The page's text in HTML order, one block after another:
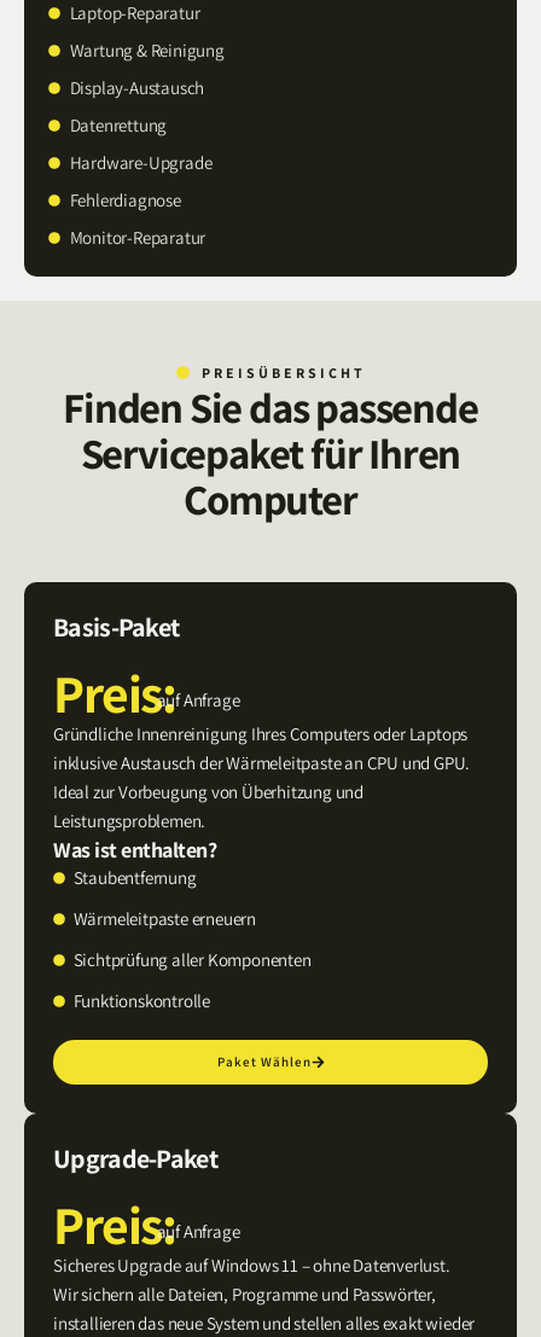
Laptop-Reparatur
Wartung & Reinigung
Display-Austausch
Datenrettung
Hardware-Upgrade
Fehlerdiagnose
Monitor-Reparatur
PREISÜBERSICHT
Finden Sie das passende
Servicepaket für Ihren
Computer
Basis-Paket
Preis:auf Anfrage
Gründliche Innenreinigung Ihres Computers oder Laptops
inklusive Austausch der Wärmeleitpaste an CPU und GPU.
Ideal zur Vorbeugung von Überhitzung und
Leistungsproblemen.
Was ist enthalten?
Staubentfernung
Wärmeleitpaste erneuern
Sichtprüfung aller Komponenten
Funktionskontrolle
Paket Wählen
Upgrade-Paket
Preis:auf Anfrage
Sicheres Upgrade auf Windows 11 – ohne Datenverlust.
Wir sichern alle Dateien, Programme und Passwörter,
installieren das neue System und stellen alles exakt wieder